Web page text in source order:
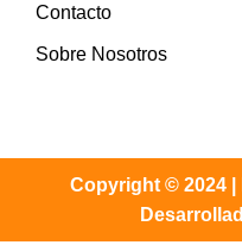
Contacto
Sobre Nosotros
Copyright © 2024 |